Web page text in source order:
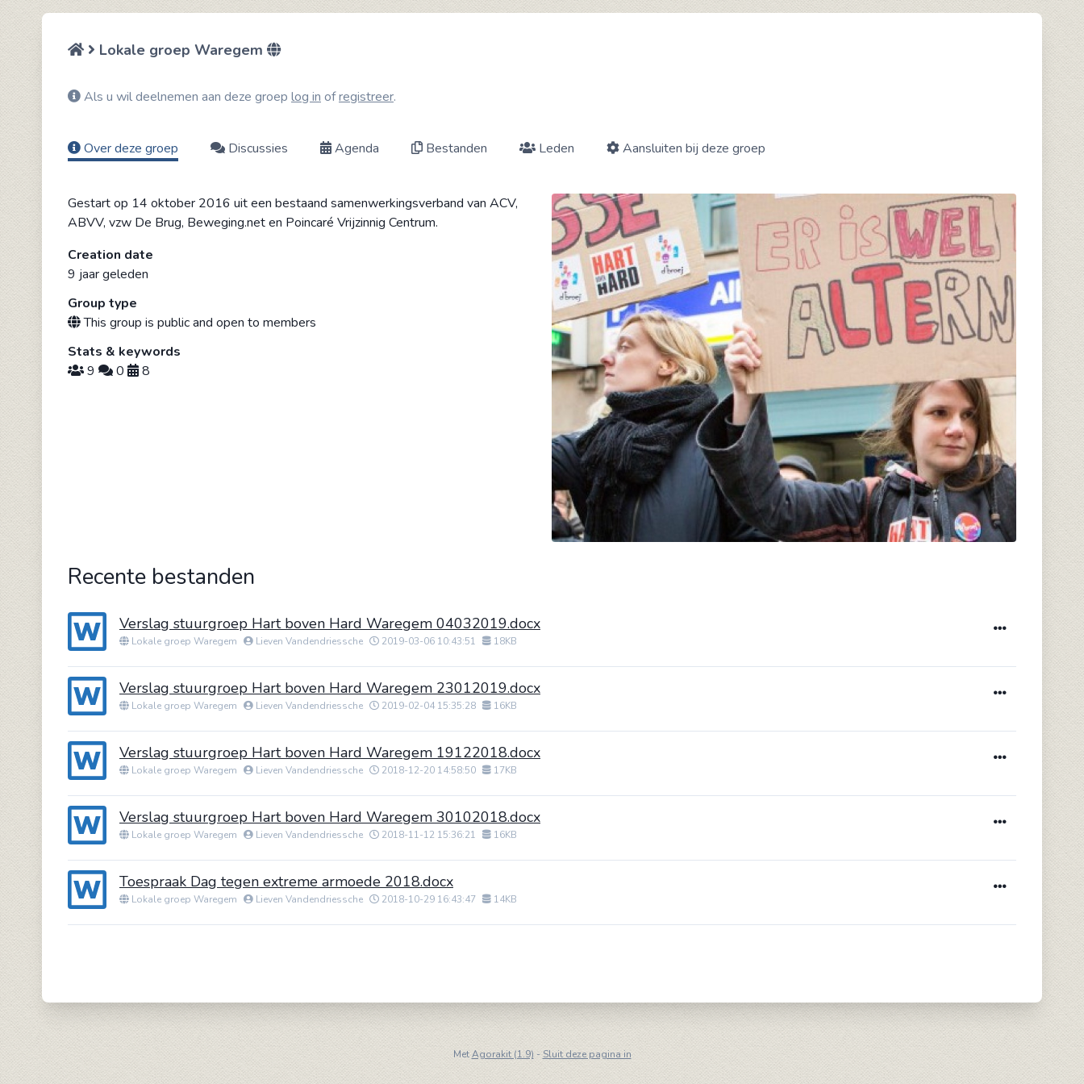
Lokale groep Waregem
Als u wil deelnemen aan deze groep log in ofregistreer.
Over deze groep Discussies Agenda Bestanden Leden Aansluiten bij deze groep
Gestart op 14 oktober 2016 uit een bestaand samenwerkingsverband van ACV,
ABVV, vzw De Brug, Beweging.net en Poincaré Vrijzinnig Centrum.
Creation date
9 jaar geleden
Group type
This group is public and open to members
Stats & keywords
9
0 8
Recente bestanden
Verslag stuurgroep Hart boven Hard Waregem 04032019.docx
Lokale groep Waregem Lieven Vandendriessche 2019-03-06 10:43:51 18KB
Verslag stuurgroep Hart boven Hard Waregem 23012019.docx
Lokale groep Waregem Lieven Vandendriessche 2019-02-04 15:35:28 16KB
Verslag stuurgroep Hart boven Hard Waregem 19122018.docx
Lokale groep Waregem Lieven Vandendriessche 2018-12-20 14:58:50 17KB
Verslag stuurgroep Hart boven Hard Waregem 30102018.docx
Lokale groep Waregem Lieven Vandendriessche 2018-11-12 15:36:21 16KB
Toespraak Dag tegen extreme armoede 2018.docx
Lokale groep Waregem Lieven Vandendriessche 2018-10-29 16:43:47 14KB
MetAgorakit (1.9) - Sluit deze pagina in